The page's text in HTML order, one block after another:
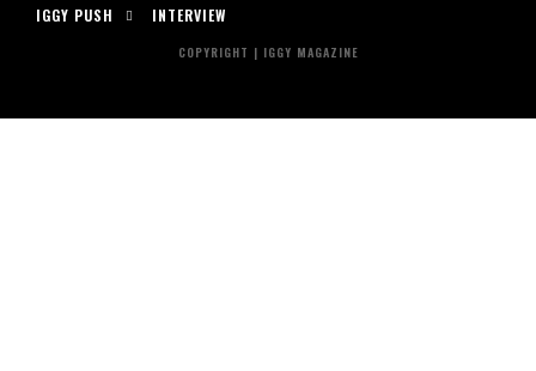
IGGY PUSH
INTERVIEW
COPYRIGHT | IGGY MAGAZINE